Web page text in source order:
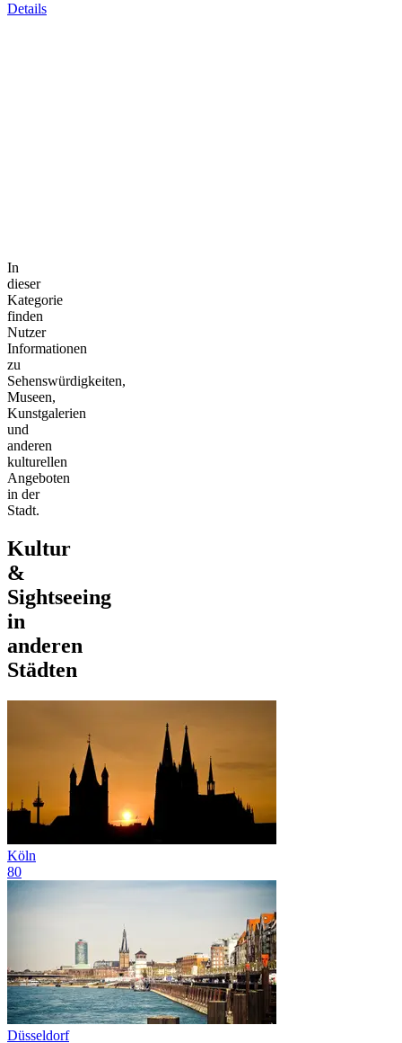
Details
In
dieser
Kategorie
finden
Nutzer
Informationen
zu
Sehenswürdigkeiten,
Museen,
Kunstgalerien
und
anderen
kulturellen
Angeboten
in der
Stadt.
Kultur
&
Sightseeing
in
anderen
Städten
Köln
80
Düsseldorf